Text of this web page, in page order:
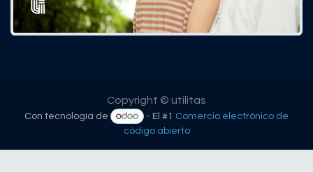
Copyright © utilitas
Con tecnología de - El #1 Comercio electrónico de
código abierto